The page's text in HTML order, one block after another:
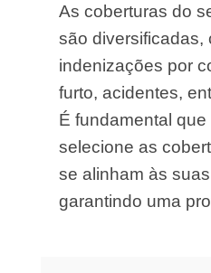
As coberturas do
são diversificadas,
indenizações por
furto, acidentes,
É fundamental
selecione as
se alinham às
garantindo uma